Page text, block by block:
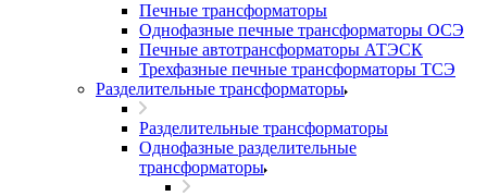
Печные трансформаторы
Однофазные печные трансформаторы ОСЭ
Печные автотрансформаторы АТЭСК
Трехфазные печные трансформаторы ТСЭ
Разделительные трансформаторы
Разделительные трансформаторы
Однофазные разделительные
трансформаторы